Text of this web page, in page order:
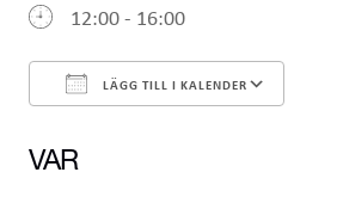
12:00 - 16:00
LÄGG TILL I KALENDER
VAR